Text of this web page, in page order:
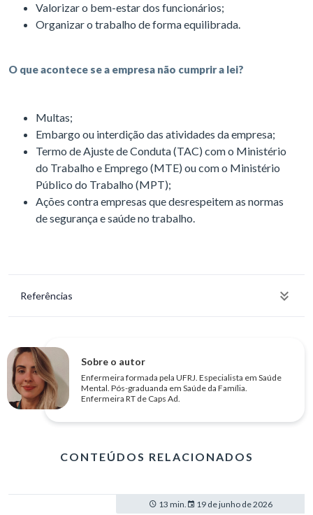
Valorizar o bem-estar dos funcionários;
Organizar o trabalho de forma equilibrada.
O que acontece se a empresa não cumprir a lei?
Multas;
Embargo ou interdição das atividades da empresa;
Termo de Ajuste de Conduta (TAC) com o Ministério
do Trabalho e Emprego (MTE) ou com o Ministério
Público do Trabalho (MPT);
Ações contra empresas que desrespeitem as normas
de segurança e saúde no trabalho.
Referências
Sobre o autor
Enfermeira formada pela UFRJ. Especialista em Saúde
Mental. Pós-graduanda em Saúde da Família.
Enfermeira RT de Caps Ad.
CONTEÚDOS RELACIONADOS
13 min. 19 de junho de 2026